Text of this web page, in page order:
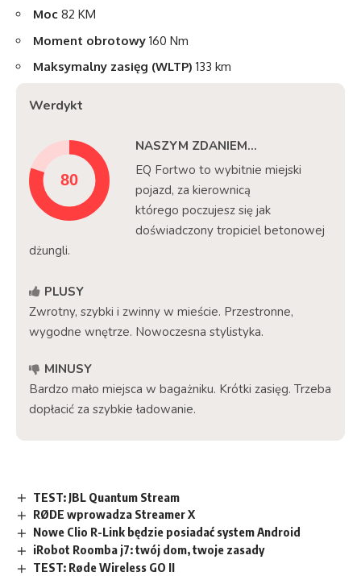
Moc 82 KM
Moment obrotowy 160 Nm
Maksymalny zasięg (WLTP) 133 km
Werdykt
NASZYM ZDANIEM...
EQ Fortwo to wybitnie miejski
pojazd, za kierownicą
którego poczujesz się jak
doświadczony tropiciel betonowej
dżungli.
PLUSY
Zwrotny, szybki i zwinny w mieście. Przestronne,
wygodne wnętrze. Nowoczesna stylistyka.
MINUSY
Bardzo mało miejsca w bagażniku. Krótki zasięg. Trzeba
dopłacić za szybkie ładowanie.
TEST: JBL Quantum Stream
RØDE wprowadza Streamer X
Nowe Clio R-Link będzie posiadać system Android
iRobot Roomba j7: twój dom, twoje zasady
TEST: Røde Wireless GO II